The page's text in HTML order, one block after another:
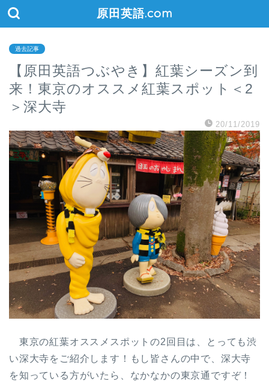
原田英語.com
過去記事
【原田英語つぶやき】紅葉シーズン到
来！東京のオススメ紅葉スポット＜2
＞深大寺
20/11/2019
東京の紅葉オススメスポットの2回目は、とっても渋
い深大寺をご紹介します！もし皆さんの中で、深大寺
を知っている方がいたら、なかなかの東京通ですぞ！